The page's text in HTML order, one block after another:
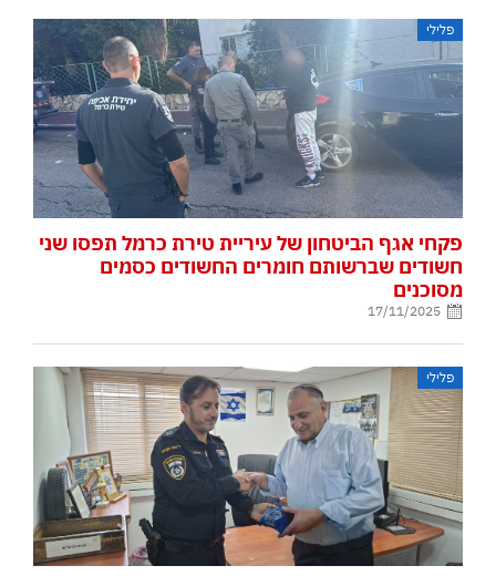
פלילי
פקחי אגף הביטחון של עיריית טירת כרמל תפסו שני
חשודים שברשותם חומרים החשודים כסמים
מסוכנים
17/11/2025
פלילי